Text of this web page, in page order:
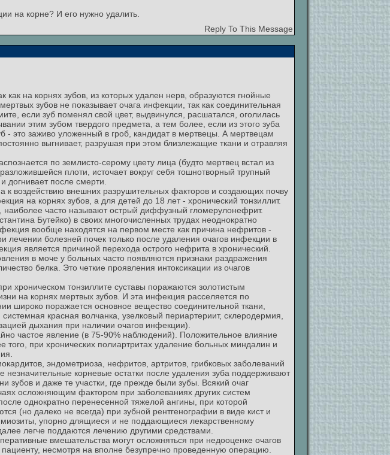
на корне? И его нужно удалить.
Reply To This Message
на корнях зубов, из которых удален нерв, образуются гнойные
зубов не показывает очага инфекции, так как соединительная
если зуб поменял свой цвет, выдвинулся, расшатался, оголилась
этим зубом твердого предмета, а тем более, если из этого зуба
это заживо уложенный в гроб, кандидат в мертвецы. А мертвецам
выгнивает, разрушая при этом близлежащие ткани и отравляя
по землисто-серому цвету лица (будто мертвец встал из
плоти, источает вокруг себя тошнотворный трупный
догнивает после смерти.
воздействию внешних разрушительных факторов и создающих почву
на корнях зубов, а для детей до 18 лет - хронический тонзиллит.
часто называют острый диффузный гломерулонефрит.
Бутейко) в своих многочисленных трудах неоднократно
вообще находятся на первом месте как причина нефритов -
лечении болезней почек только после удаления очагов инфекции в
является причиной перехода острого нефрита в хронический.
в моче у больных часто появляются признаки раздражения
белка. Это четкие проявления интоксикации из очагов
хроническом тонзиллите суставы поражаются золотистым
на корнях мертвых зубов. И эта инфекция расселяется по
широко поражается основное вещество соединительной ткани,
красная волчанка, узелковый периартериит, склеродермия,
дыхания при наличии очагов инфекции).
частое явление (в 75-90% наблюдений). Положительное влияние
при хронических полиартритах удаление больных миндалин и
эндометриоза, нефритов, артритов, грибковых заболеваний
корневые остатки после удаления зуба поддерживают
и даже те участки, где прежде были зубы. Всякий очаг
осложняющим фактором при заболеваниях других систем
однократно перенесенной тяжелой ангины, при которой
(но далеко не всегда) при зубной рентгенографии в виде кист и
упорно длящиеся и не поддающиеся лекарственному
легче поддаются лечению другими средствами.
вмешательства могут осложняться при недооценке очагов
несмотря на вполне безупречно проведенную операцию.